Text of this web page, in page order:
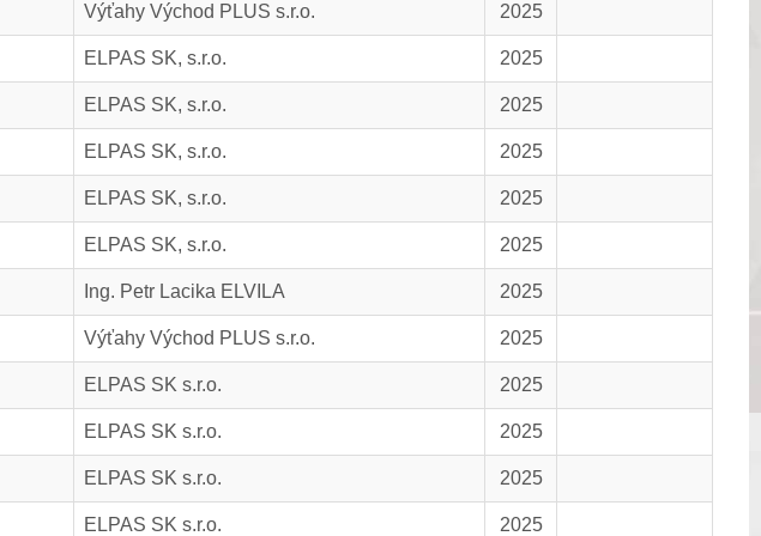
Výťahy Východ PLUS s.r.o. 2025
ELPAS SK, s.r.o. 2025
ELPAS SK, s.r.o. 2025
ELPAS SK, s.r.o. 2025
ELPAS SK, s.r.o. 2025
ELPAS SK, s.r.o. 2025
Ing. Petr Lacika ELVILA 2025
Výťahy Východ PLUS s.r.o. 2025
ELPAS SK s.r.o. 2025
ELPAS SK s.r.o. 2025
ELPAS SK s.r.o. 2025
ELPAS SK s.r.o. 2025